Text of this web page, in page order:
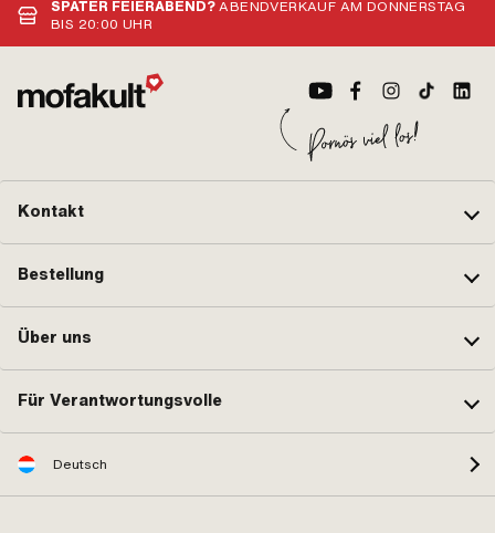
SPÄTER FEIERABEND?ABENDVERKAUF AM DONNERSTAG
BIS 20:00 UHR
Kontakt
Bestellung
Über uns
Für Verantwortungsvolle
Deutsch